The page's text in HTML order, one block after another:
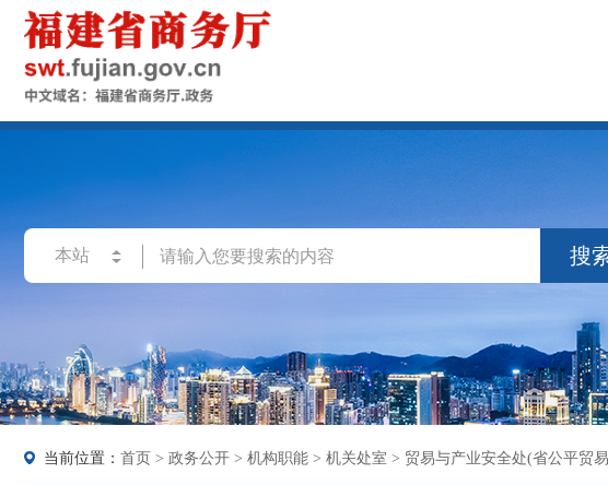
搜
当前位置： 首页 > 政务公开 > 机构职能 > 机关处室 > 贸易与产业安全处(省公平贸